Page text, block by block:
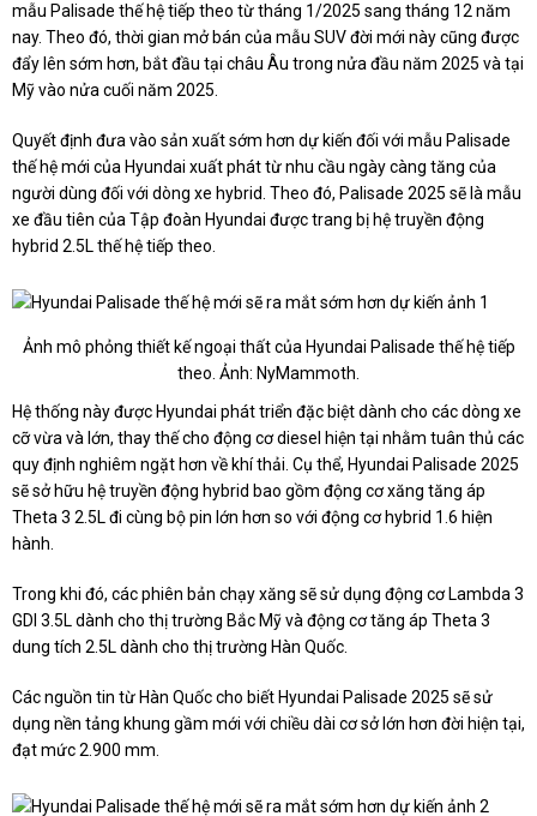
mẫu Palisade thế hệ tiếp theo từ tháng 1/2025 sang tháng 12 năm
nay. Theo đó, thời gian mở bán của mẫu SUV đời mới này cũng được
đẩy lên sớm hơn, bắt đầu tại châu Âu trong nửa đầu năm 2025 và tại
Mỹ vào nửa cuối năm 2025.
Quyết định đưa vào sản xuất sớm hơn dự kiến đối với mẫu Palisade
thế hệ mới của Hyundai xuất phát từ nhu cầu ngày càng tăng của
người dùng đối với dòng xe hybrid. Theo đó, Palisade 2025 sẽ là mẫu
xe đầu tiên của Tập đoàn Hyundai được trang bị hệ truyền động
hybrid 2.5L thế hệ tiếp theo.
Ảnh mô phỏng thiết kế ngoại thất của Hyundai Palisade thế hệ tiếp
theo. Ảnh: NyMammoth.
Hệ thống này được Hyundai phát triển đặc biệt dành cho các dòng xe
cỡ vừa và lớn, thay thế cho động cơ diesel hiện tại nhằm tuân thủ các
quy định nghiêm ngặt hơn về khí thải. Cụ thể, Hyundai Palisade 2025
sẽ sở hữu hệ truyền động hybrid bao gồm động cơ xăng tăng áp
Theta 3 2.5L đi cùng bộ pin lớn hơn so với động cơ hybrid 1.6 hiện
hành.
Trong khi đó, các phiên bản chạy xăng sẽ sử dụng động cơ Lambda 3
GDI 3.5L dành cho thị trường Bắc Mỹ và động cơ tăng áp Theta 3
dung tích 2.5L dành cho thị trường Hàn Quốc.
Các nguồn tin từ Hàn Quốc cho biết Hyundai Palisade 2025 sẽ sử
dụng nền tảng khung gầm mới với chiều dài cơ sở lớn hơn đời hiện tại,
đạt mức 2.900 mm.